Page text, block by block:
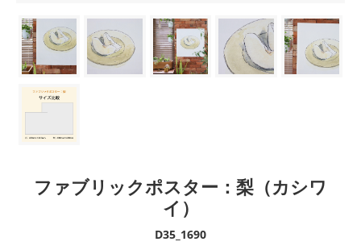
ファブリックポスター：梨（カシワ
イ）
D35_1690